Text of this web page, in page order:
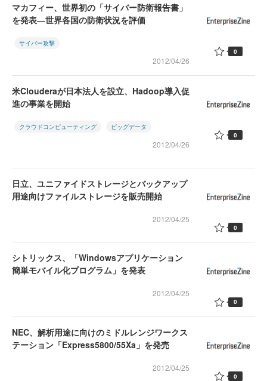
マカフィー、世界初の「サイバー防衛報告書」
を発表―世界各国の防衛状況を評価
サイバー攻撃
2012/04/26
0
米Clouderaが日本法人を設立、Hadoop導入促
進の事業を開始
クラウドコンピューティング ビッグデータ
2012/04/26
0
日立、ユニファイドストレージとバックアップ
用途向けファイルストレージを販売開始
2012/04/25
0
シトリックス、「Windowsアプリケーション
簡単モバイル化プログラム」を発表
2012/04/25
0
NEC、解析用途に向けのミドルレンジワークス
テーション「Express5800/55Xa」を発売
2012/04/25
0